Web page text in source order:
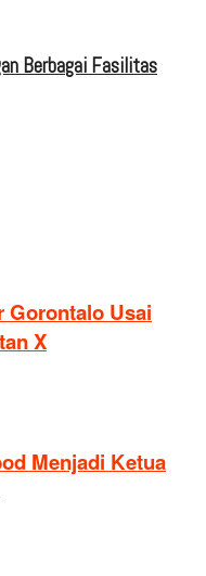
Berbagai Fasilitas
Gorontalo Usai
X
Menjadi Ketua